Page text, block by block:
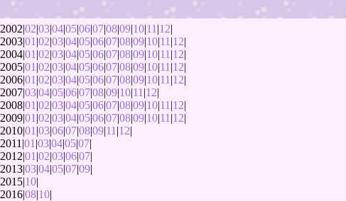
2002|02|03|04|05|06|07|08|09|10|11 |12|
2003|01 |02|03|04|05|06|07|08|09|10|11 |12|
2004|01 |02|03|04|05|06|07|08|09|10|11 |12|
2005|01 |02|03|04|05|06|07|08|09|10|11 |12|
2006|01 |02|03|04|05|06|07|08|09|10|11 |12|
2007|03|04|05|06|07|08|09|10|11 |12|
2008|01 |02|03|04|05|06|07|08|09|10|11 |12|
2009|01 |02|03|04|05|06|07|08|09|10|11 |12|
2010|01 |03|06|07|08|09|11 |12|
2011|01 |03|04|05|07|
2012|01 |02|03|06|07|
2013|03|04|05|07|09|
2015|10|
2016|08|10|